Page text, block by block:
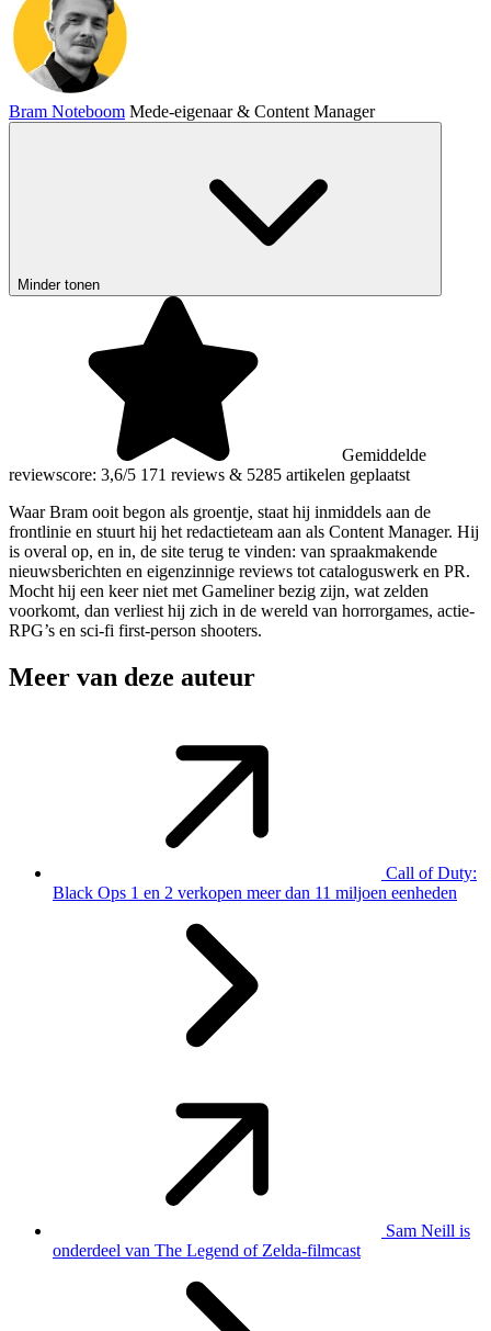
Bram Noteboom Mede-eigenaar & Content Manager
Minder tonen
Gemiddelde
reviewscore: 3,6/5 171 reviews & 5285 artikelen geplaatst
Waar Bram ooit begon als groentje, staat hij inmiddels aan de
frontlinie en stuurt hij het redactieteam aan als Content Manager. Hij
is overal op, en in, de site terug te vinden: van spraakmakende
nieuwsberichten en eigenzinnige reviews tot cataloguswerk en PR.
Mocht hij een keer niet met Gameliner bezig zijn, wat zelden
voorkomt, dan verliest hij zich in de wereld van horrorgames, actie-
RPG’s en sci-fi first-person shooters.
Meer van deze auteur
Call of Duty:
Black Ops 1 en 2 verkopen meer dan 11 miljoen eenheden
Sam Neill is
onderdeel van The Legend of Zelda-filmcast